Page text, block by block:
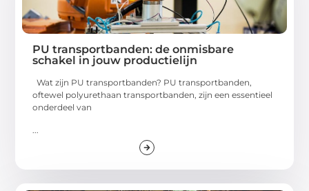
PU transportbanden: de onmisbare
schakel in jouw productielijn
Wat zijn PU transportbanden? PU transportbanden,
oftewel polyurethaan transportbanden, zijn een essentieel
onderdeel van